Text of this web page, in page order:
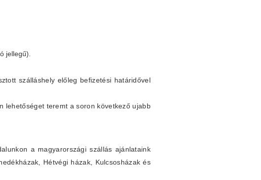
jellegű).
szálláshely előleg befizetési határidővel
lehetőséget teremt a soron következő ujabb
a magyarországi szállás ajánlataink
Hétvégi házak, Kulcsosházak és